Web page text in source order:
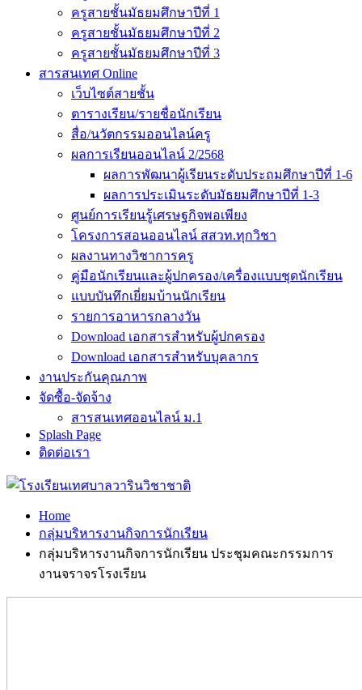
ครูสายชั้นมัธยมศึกษาปีที่ 1
ครูสายชั้นมัธยมศึกษาปีที่ 2
ครูสายชั้นมัธยมศึกษาปีที่ 3
สารสนเทศ Online
เว็บไซต์สายชั้น
ตารางเรียน/รายชื่อนักเรียน
สื่อ/นวัตกรรมออนไลน์ครู
ผลการเรียนออนไลน์ 2/2568
ผลการพัฒนาผู้เรียนระดับประถมศึกษาปีที่ 1-6
ผลการประเมินระดับมัธยมศึกษาปีที่ 1-3
ศูนย์การเรียนรู้เศรษฐกิจพอเพียง
โครงการสอนออนไลน์ สสวท.ทุกวิชา
ผลงานทางวิชาการครู
คู่มือนักเรียนและผู้ปกครอง/เครื่องแบบชุดนักเรียน
แบบบันทึกเยี่ยมบ้านนักเรียน
รายการอาหารกลางวัน
Download เอกสารสำหรับผู้ปกครอง
Download เอกสารสำหรับบุคลากร
งานประกันคุณภาพ
จัดซื้อ-จัดจ้าง
สารสนเทศออนไลน์ ม.1
Splash Page
ติดต่อเรา
Home
กลุ่มบริหารงานกิจการนักเรียน
กลุ่มบริหารงานกิจการนักเรียน ประชุมคณะกรรมการ
งานจราจรโรงเรียน